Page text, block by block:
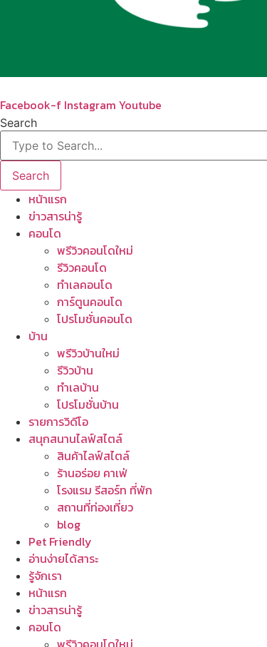
Facebook-f Instagram Youtube
Search
Search
หน้าแรก
ข่าวสารน่ารู้
คอนโด
พรีวิวคอนโดใหม่
รีวิวคอนโด
ทำเลคอนโด
การ์ตูนคอนโด
โปรโมชั่นคอนโด
บ้าน
พรีวิวบ้านใหม่
รีวิวบ้าน
ทำเลบ้าน
โปรโมชั่นบ้าน
รายการวิดีโอ
สนุกสนานไลฟ์สไตล์
สินค้าไลฟ์สไตล์
ร้านอร่อย คาเฟ่
โรงแรม รีสอร์ท ที่พัก
สถานที่ท่องเที่ยว
blog
Pet Friendly
อ่านง่ายได้สาระ
รู้จักเรา
หน้าแรก
ข่าวสารน่ารู้
คอนโด